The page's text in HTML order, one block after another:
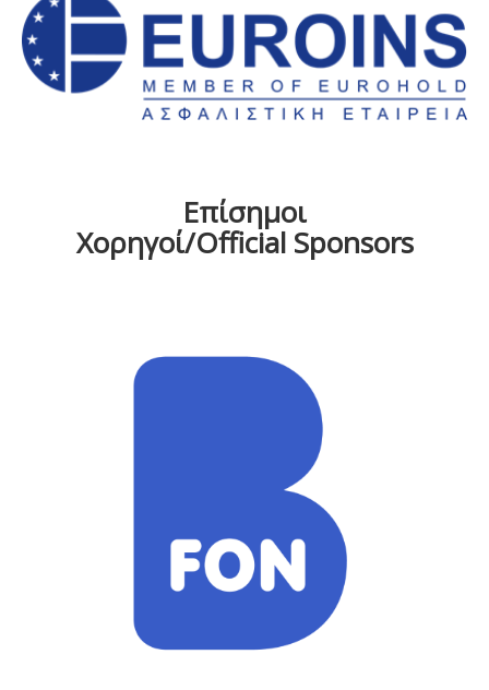
Επίσημοι
Χορηγοί/Official Sponsors